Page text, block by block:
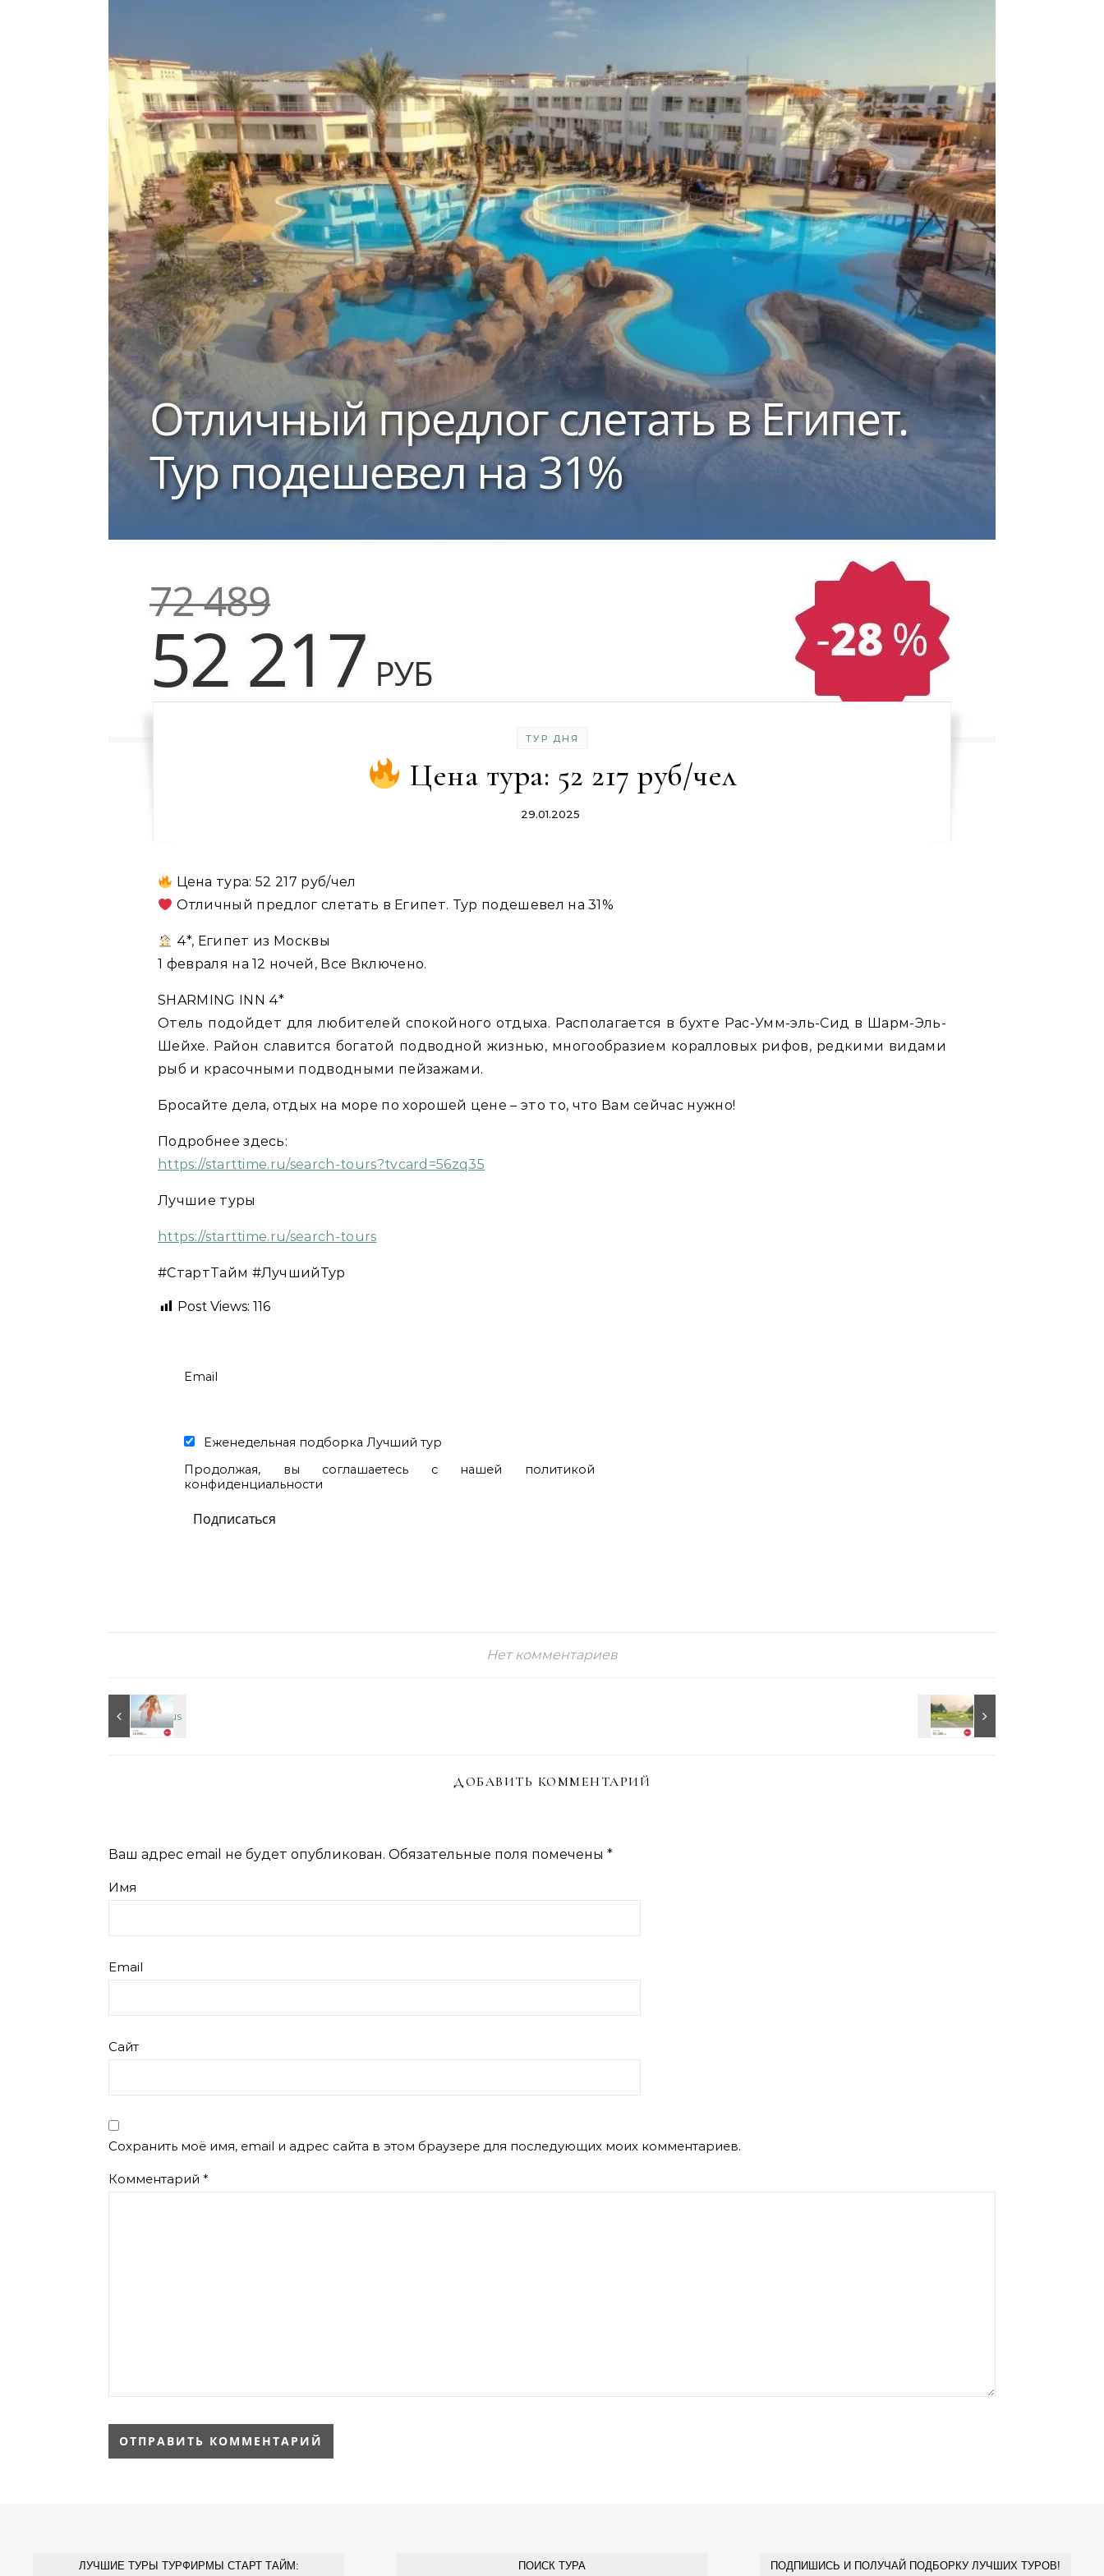
ТУР ДНЯ
Цена тура: 52 217 руб/чел
29.01.2025
Цена тура: 52 217 руб/чел
Отличный предлог слетать в Египет. Тур подешевел на 31%
4*, Египет из Москвы
1 февраля на 12 ночей, Все Включено.
SHARMING INN 4*
Отель подойдет для любителей спокойного отдыха. Располагается в бухте Рас-Умм-эль-Сид в Шарм-Эль-
Шейхе. Район славится богатой подводной жизнью, многообразием коралловых рифов, редкими видами
рыб и красочными подводными пейзажами.
Бросайте дела, отдых на море по хорошей цене – это то, что Вам сейчас нужно!
Подробнее здесь:
https://starttime.ru/search-tours?tvcard=56zq35
Лучшие туры
https://starttime.ru/search-tours
#СтартТайм #ЛучшийТур
Post Views: 116
Email
Еженедельная подборка Лучший тур
Продолжая, вы соглашаетесь с нашей политикой
конфиденциальности
Нет комментариев
ДОБАВИТЬ КОММЕНТАРИЙ
Ваш адрес email не будет опубликован. Обязательные поля помечены *
Имя
Email
Сайт
Сохранить моё имя, email и адрес сайта в этом браузере для последующих моих комментариев.
Комментарий *
ЛУЧШИЕ ТУРЫ ТУРФИРМЫ СТАРТ ТАЙМ: ПОИСК ТУРА ПОДПИШИСЬ И ПОЛУЧАЙ ПОДБОРКУ ЛУЧШИХ ТУРОВ!